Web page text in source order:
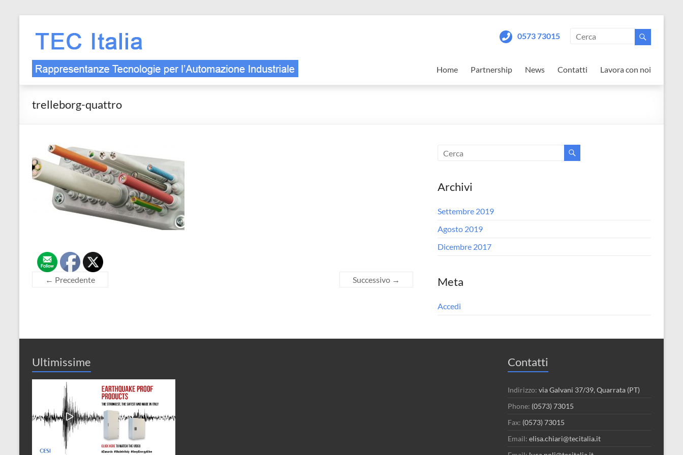
contenuto
0573 73015
Home Partnership News Contatti Lavora con noi
trelleborg-quattro
← Precedente Successivo →
Archivi
Settembre 2019
Agosto 2019
Dicembre 2017
Meta
Accedi
Ultimissime Contatti
Indirizzo: via Galvani 37/39, Quarrata (PT)
Phone: (0573) 73015
Fax: (0573) 73015
Email: elisa.chiari@tecitalia.it